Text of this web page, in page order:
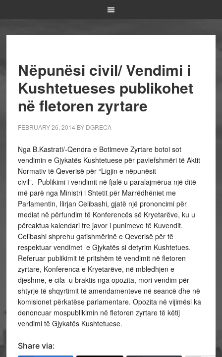
Nëpunësi civil/ Vendimi i
Kushtetueses publikohet
në fletoren zyrtare
FEBRUARY 26, 2014 BY DGRECA
Nga B.Kastrati/-Qendra e Botimeve Zyrtare botoi sot
vendimin e Gjykatës Kushtetuese për pavlefshmëri të Aktit
Normativ të Qeverisë për “Ligjin e nëpunësit
civil”. Publikimi i vendimit në fjalë u paralajmërua një ditë
më parë nga Ministri i Shtetit për Marrëdhëniet me
Parlamentin, Ilirjan Celibashi, gjatë një prononcimi për
mediat në përfundim të Konferencës së Kryetarëve, ku u
përcaktua kalendari tre javor i punimeve të Kuvendit.
Celibashi shprehu gatishmërinë e Qeverisë për të
respektuar vendimet e Gjykatës si detyrim Kushtetues.
Referuar publikimit të pritshëm të vendimit në fletoren
zyrtare, Konferenca e Kryetarëve, në mbledhjen e
djeshme, e cila u braktis nga opozita, mori vendim për
shtyrje të shqyrtimit të amendamenteve në seancë dhe në
komisionet përkatëse parlamentare. Opozita në vijimësi ka
denoncuar mospublikimin në fletoren zyrtare të këtij
vendimi të Gjykatës Kushtetuese.
Share via: